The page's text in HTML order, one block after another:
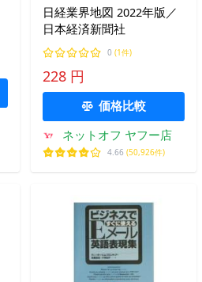
日経業界地図 2022年版／
日本経済新聞社
0 (1件)
228 円
価格比較
ネットオフ ヤフー店
4.66 (50,926件)